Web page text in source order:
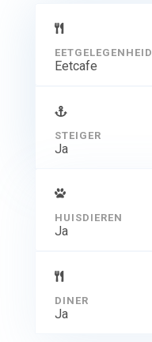
EETGELEGENHEID
Eetcafe
STEIGER
Ja
HUISDIEREN
Ja
DINER
Ja